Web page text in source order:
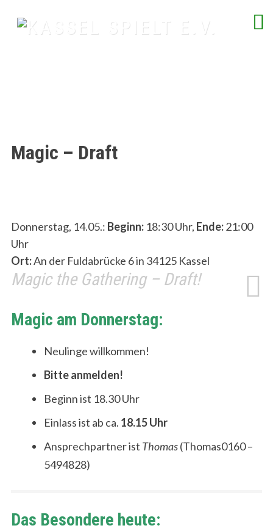
Magic – Draft
Donnerstag, 14.05.: Beginn:18:30 Uhr, Ende:21:00
Uhr
Ort:An der Fuldabrücke 6 in 34125 Kassel
Magic the Gathering – Draft!
Magic am Donnerstag:
Neulinge willkommen!
Bitte anmelden!
Beginn ist 18.30 Uhr
Einlass ist ab ca. 18.15 Uhr
Ansprechpartner ist Thomas(Thomas0160 –
5494828)
Das Besondere heute: